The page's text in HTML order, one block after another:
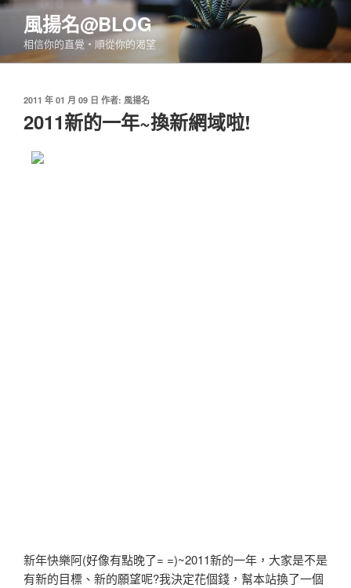
跳
要
風揚名@BLOG
相信你的直覺‧順從你的渴望
發
於
2011 年 01 月 09 日 作者: 風揚名
2011新的一年~換新網域啦!
新年快樂阿(好像有點晚了= =)~2011新的一年，大家是不是
有新的目標、新的願望呢?我決定花個錢，幫本站換了一個